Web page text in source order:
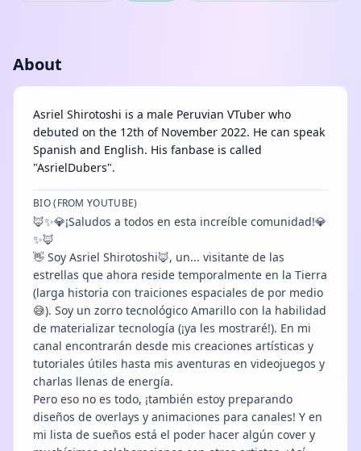
About
Asriel Shirotoshi is a male Peruvian VTuber who
debuted on the 12th of November 2022. He can speak
Spanish and English. His fanbase is called
"AsrielDubers".
BIO (FROM YOUTUBE)
🦊✨💎¡Saludos a todos en esta increíble comunidad!💎
✨🦊
👋 Soy Asriel Shirotoshi🦊, un... visitante de las
estrellas que ahora reside temporalmente en la Tierra
(larga historia con traiciones espaciales de por medio
😅). Soy un zorro tecnológico Amarillo con la habilidad
de materializar tecnología (¡ya les mostraré!). En mi
canal encontrarán desde mis creaciones artísticas y
tutoriales útiles hasta mis aventuras en videojuegos y
charlas llenas de energía.
Pero eso no es todo, ¡también estoy preparando
diseños de overlays y animaciones para canales! Y en
mi lista de sueños está el poder hacer algún cover y